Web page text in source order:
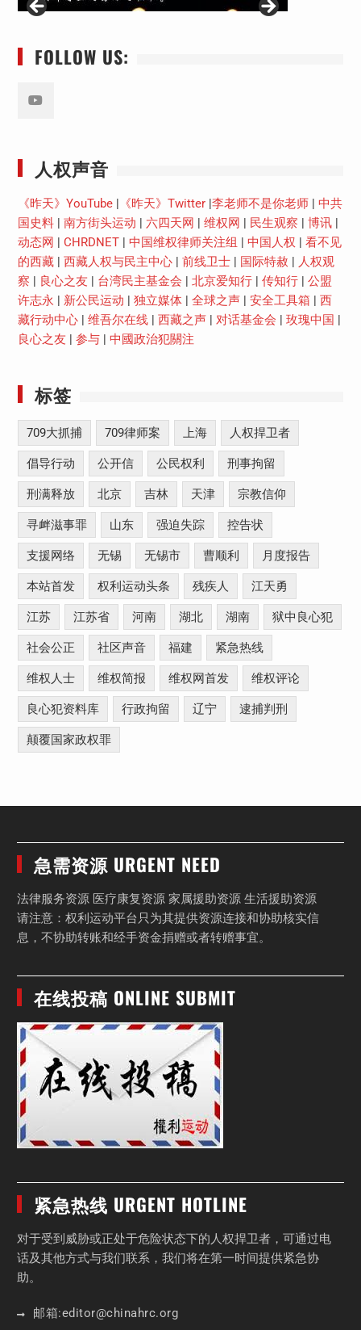
FOLLOW US:
人权声音
《昨天》YouTube| 《昨天》Twitter| 李老师不是你老师| 中共
国史料| 南方街头运动 六四天网 维权网 民生观察 博讯|
动态网
CHRDNET| 中国维权律师关注组 中国人权
看不见
的西藏| 西藏人权与民主中心| 前线卫士| 国际特赦
人权观
察
良心之友 台湾民主基金会 北京爱知行| 传知行| 公盟
许志永
新公民运动 独立媒体| 全球之声| 安全工具箱
西
藏行动中心| 维吾尔在线| 西藏之声| 对话基金会 玫瑰中国
良心之友
参与| 中國政治犯關注
标签
709大抓捕 709律师案 上海 人权捍卫者
倡导行动 公开信 公民权利 刑事拘留
刑满释放 北京 吉林 天津 宗教信仰
寻衅滋事罪 山东 强迫失踪 控告状
支援网络 无锡 无锡市 曹顺利 月度报告
本站首发 权利运动头条 残疾人 江天勇
江苏 江苏省 河南 湖北 湖南 狱中良心犯
社会公正 社区声音 福建 紧急热线
维权人士 维权简报 维权网首发 维权评论
良心犯资料库 行政拘留 辽宁 逮捕判刑
颠覆国家政权罪
急需资源 URGENT NEED
法律服务资源 医疗康复资源 家属援助资源 生活援助资源
请注意：权利运动平台只为其提供资源连接和协助核实信
息，不协助转账和经手资金捐赠或者转赠事宜。
在线投稿 ONLINE SUBMIT
紧急热线 URGENT HOTLINE
对于受到威胁或正处于危险状态下的人权捍卫者，可通过电
话及其他方式与我们联系，我们将在第一时间提供紧急协
助。
邮箱:editor@chinahrc.org